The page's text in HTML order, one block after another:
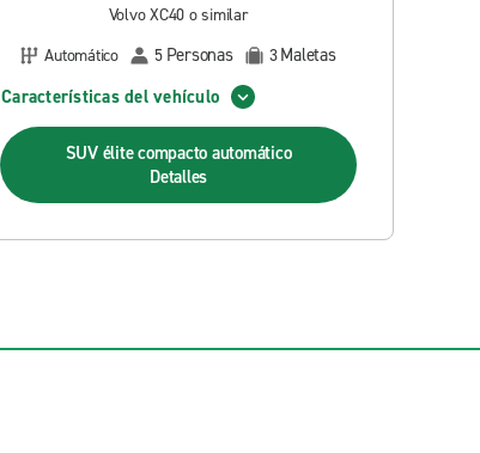
Volvo XC40 o similar
Automático
5 Personas 3Maletas
Características del vehículo
SUV élite compacto automático
Detalles